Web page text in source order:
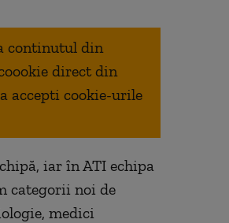
continutul din
direct din
accepti cookie-urile
iar în ATI echipa
categorii noi de
medici